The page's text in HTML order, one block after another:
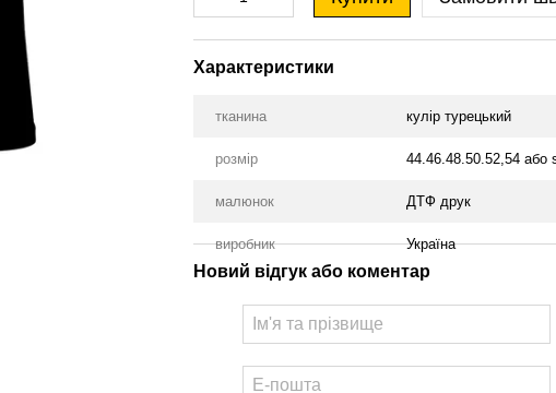
Характеристики
тканина кулір турецький
розмір 44.46.48.50.52,54 або
малюнок ДТФ друк
виробник Україна
Новий відгук або коментар